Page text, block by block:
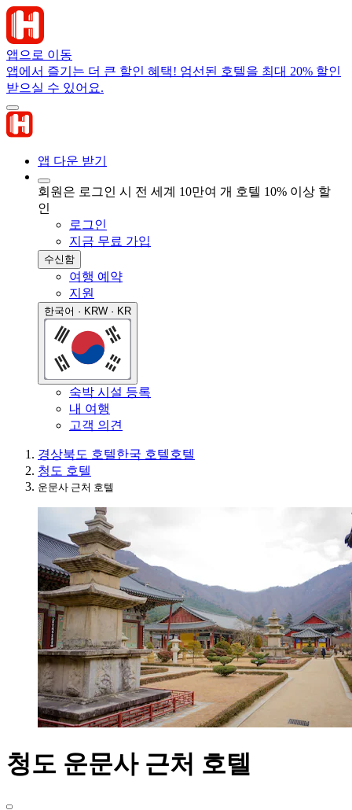
앱으로 이동
앱에서 즐기는 더 큰 할인 혜택! 엄선된 호텔을 최대 20% 할인
받으실 수 있어요.
앱 다운 받기
회원은 로그인 시 전 세계 10만여 개 호텔 10% 이상 할
인
로그인
지금 무료 가입
수신함
여행 예약
지원
한국어 · KRW · KR
숙박 시설 등록
내 여행
고객 의견
경상북도 호텔한국 호텔호텔
청도 호텔
운문사 근처 호텔
청도 운문사 근처 호텔